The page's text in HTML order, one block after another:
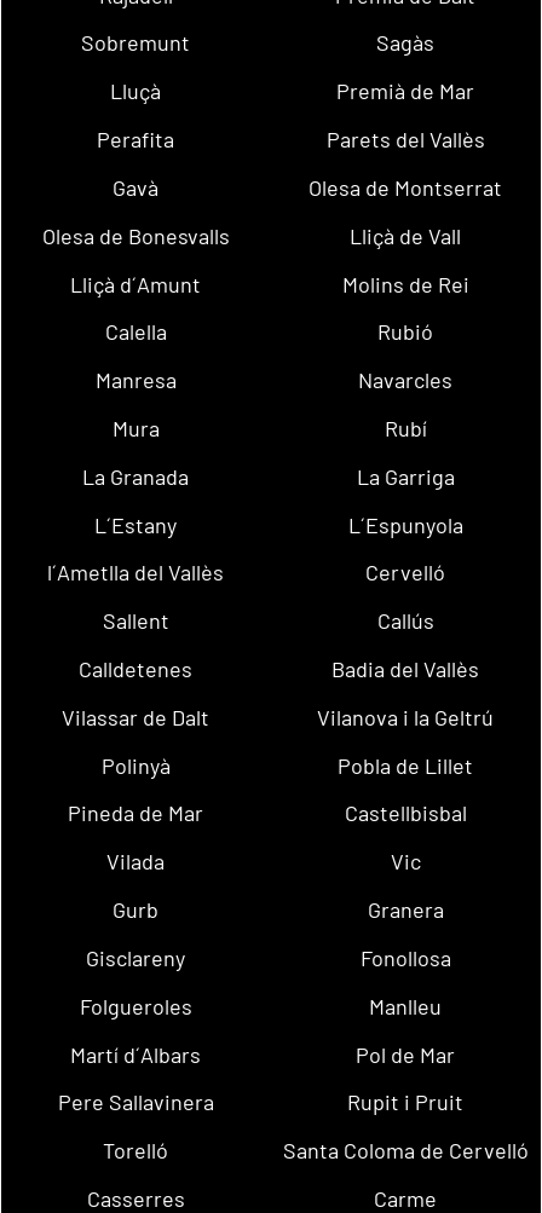
Sobremunt
Sagàs
Lluçà
Premià de Mar
Perafita
Parets del Vallès
Gavà
Olesa de Montserrat
Olesa de Bonesvalls
Lliçà de Vall
Lliçà d´Amunt
Molins de Rei
Calella
Rubió
Manresa
Navarcles
Mura
Rubí
La Granada
La Garriga
L´Estany
L´Espunyola
l´Ametlla del Vallès
Cervelló
Sallent
Callús
Calldetenes
Badia del Vallès
Vilassar de Dalt
Vilanova i la Geltrú
Polinyà
Pobla de Lillet
Pineda de Mar
Castellbisbal
Vilada
Vic
Gurb
Granera
Gisclareny
Fonollosa
Folgueroles
Manlleu
Martí d´Albars
Pol de Mar
Pere Sallavinera
Rupit i Pruit
Torelló
Santa Coloma de Cervelló
Casserres
Carme